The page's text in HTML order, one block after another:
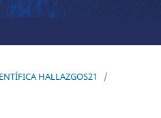
HALLAZGOS21
/